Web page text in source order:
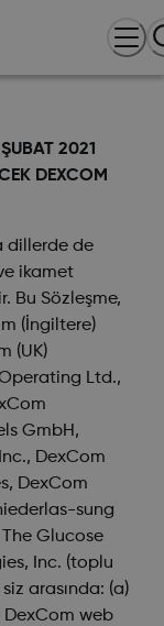
2021
DEXCOM
dillerde de
ikamet
Bu Sözleşme,
(İngiltere)
(UK)
Ltd.,
GmbH,
DexCom
DexCom
sung
Glucose
Inc. (toplu
siz arasında: (a)
web